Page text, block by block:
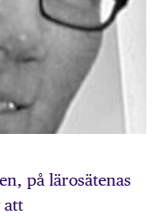
på lärosätenas
att